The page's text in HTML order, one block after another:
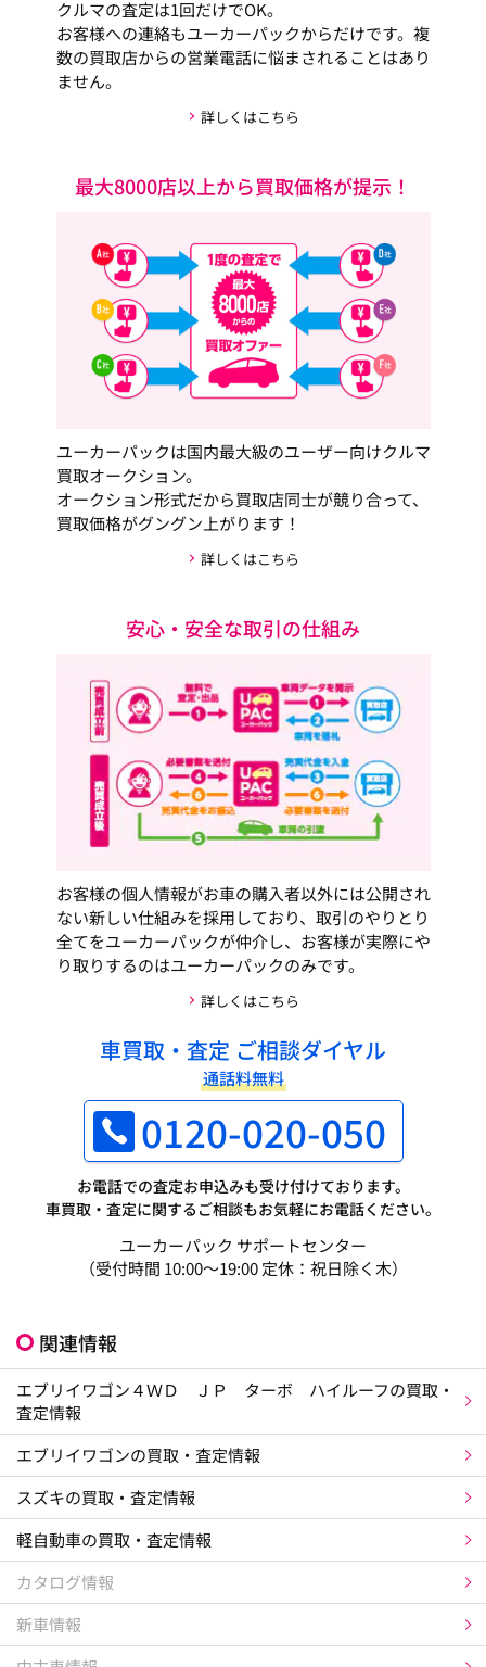
クルマの査定は1回だけでOK。
お客様への連絡もユーカーパックからだけです。複
数の買取店からの営業電話に悩まされることはあり
ません。
詳しくはこちら
最大8000店以上から買取価格が提示！
ユーカーパックは国内最大級のユーザー向けクルマ
買取オークション。
オークション形式だから買取店同士が競り合って、
買取価格がグングン上がります！
詳しくはこちら
安心・安全な取引の仕組み
お客様の個人情報がお車の購入者以外には公開され
ない新しい仕組みを採用しており、取引のやりとり
全てをユーカーパックが仲介し、お客様が実際にや
り取りするのはユーカーパックのみです。
詳しくはこちら
車買取・査定 ご相談ダイヤル
通話料無料
0120-020-050
お電話での査定お申込みも受け付けております。
車買取・査定に関するご相談もお気軽にお電話ください。
ユーカーパック サポートセンター
（受付時間 10:00～19:00 定休：祝日除く木）
関連情報
エブリイワゴン４ＷＤ ＪＰ ターボ ハイルーフの買取・
査定情報
エブリイワゴンの買取・査定情報
スズキの買取・査定情報
軽自動車の買取・査定情報
カタログ情報
新車情報